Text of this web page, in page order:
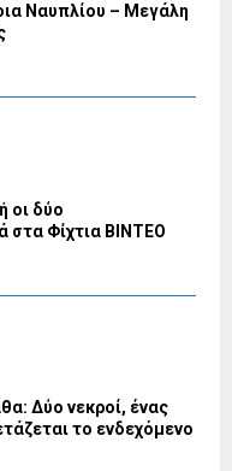
Ναυπλίου – Μεγάλη
οι δύο
στα Φίχτια ΒΙΝΤΕΟ
Δύο νεκροί, ένας
το ενδεχόμενο